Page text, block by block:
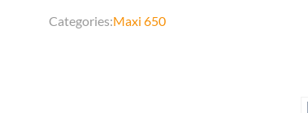
Categories:Maxi 650